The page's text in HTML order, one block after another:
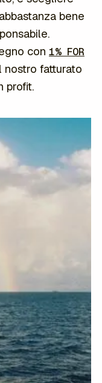
bene
con1% FOR
nostro fatturato
profit.